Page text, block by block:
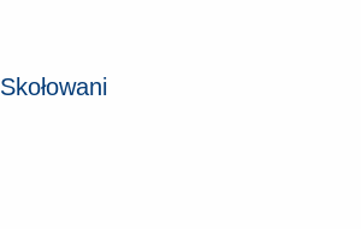
Skołowani